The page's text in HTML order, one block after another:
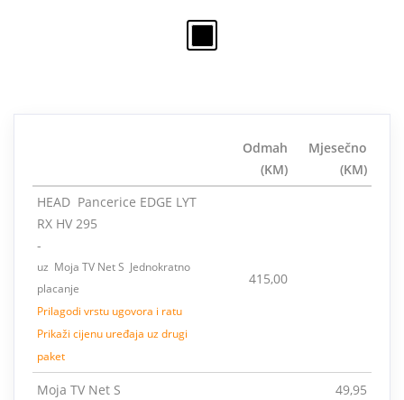
Odmah
(KM)
Mjesečno
(KM)
HEAD Pancerice EDGE LYT
RX HV 295
-
uz Moja TV Net S Jednokratno
placanje
Prilagodi vrstu ugovora i ratu
Prikaži cijenu uređaja uz drugi
paket
415,00
Moja TV Net S 49,95